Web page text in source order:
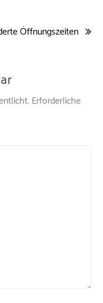
Öffnungszeiten
Erforderliche